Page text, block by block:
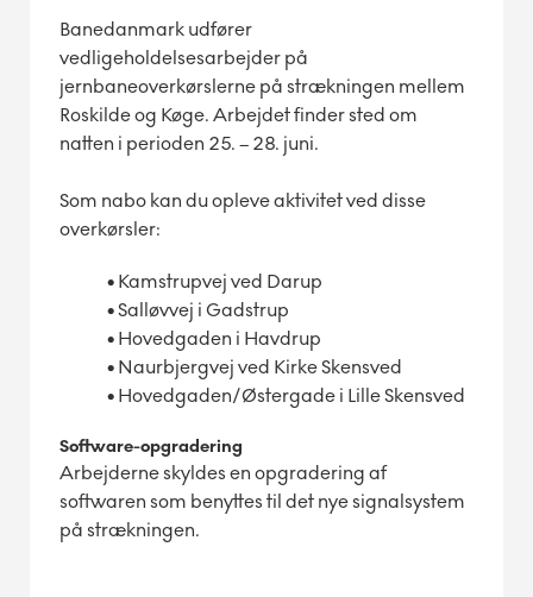
Banedanmark udfører
vedligeholdelsesarbejder på
jernbaneoverkørslerne på strækningen mellem
Roskilde og Køge. Arbejdet finder sted om
natten i perioden 25. – 28. juni.
Som nabo kan du opleve aktivitet ved disse
overkørsler:
• Kamstrupvej ved Darup
•Salløvvej i Gadstrup
• Hovedgaden i Havdrup
• Naurbjergvej ved Kirke Skensved
• Hovedgaden/Østergade i Lille Skensved
Software-opgradering
Arbejderne skyldes en opgradering af
softwaren som benyttes til det nye signalsystem
på strækningen.